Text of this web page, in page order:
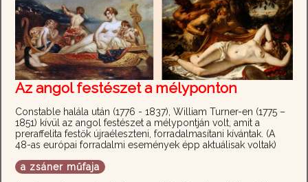
Az angol festészet a mélyponton
Constable halála után (1776 - 1837), William Turner-en (1775 –
1851) kívül az angol festészet a mélypontján volt, amit a
preraffelita festők újraéleszteni, forradalmasítani kívántak. (A
48-as európai forradalmi események épp aktuálisak voltak)
a zsáner műfaja